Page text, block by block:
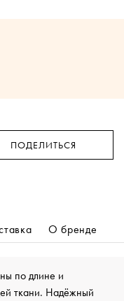
ПОДЕЛИТЬСЯ
О бренде
по длине и
ткани. Надёжный